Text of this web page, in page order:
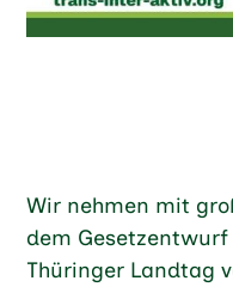
Wir nehmen mit
dem
Thüringer Landtag